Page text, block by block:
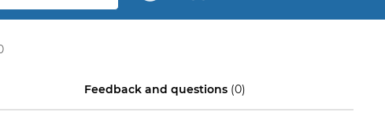
Feedback and questions (0)